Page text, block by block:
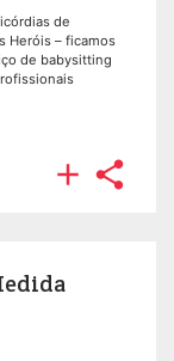
de
Heróis – ficamos
de babysitting
 